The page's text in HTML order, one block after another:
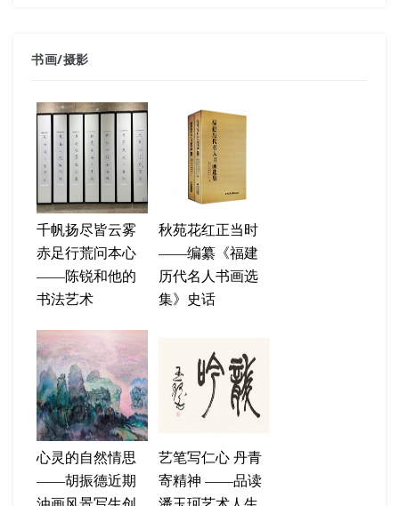
书画/摄影
千帆扬尽皆云雾
赤足行荒问本心
——陈锐和他的
书法艺术
秋苑花红正当时
——编纂《福建
历代名人书画选
集》史话
心灵的自然情思
——胡振德近期
艺笔写仁心 丹青
寄精神 ——品读